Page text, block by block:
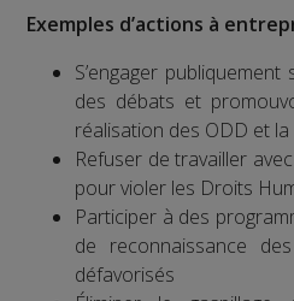
Exemples d’actions à
S’engager
des débats et
réalisation des ODD et
Refuser de travailler
pour violer les Droits
Participer à des
de reconnaissance
défavorisés